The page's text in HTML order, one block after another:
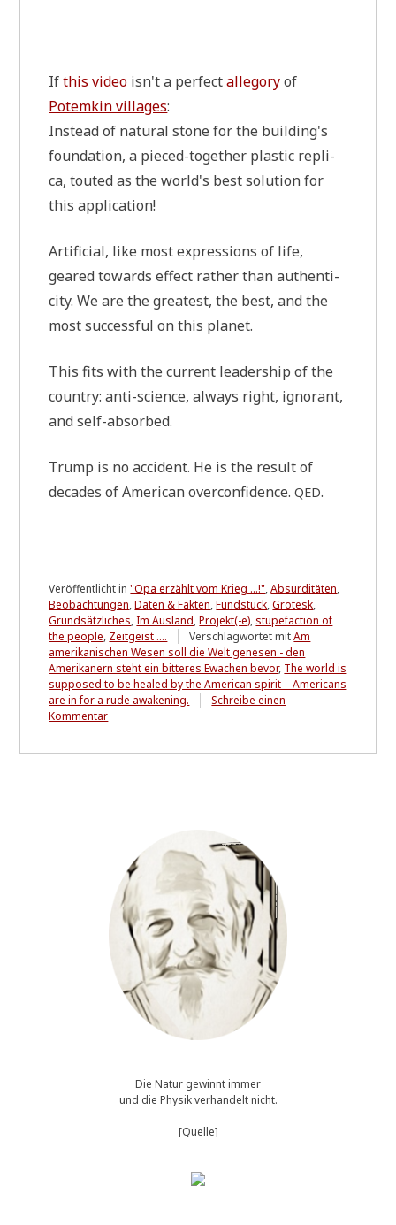
Ifthis video isn't a per­fectalle­go­ryof
Potem­kin vil­la­ges:
Instead of natu­ral stone for the building's
foun­da­ti­on, a pie­ced-tog­e­ther pla­stic repli­
ca, tou­ted as the world's best solu­ti­on for
this application!
Arti­fi­ci­al, like most expres­si­ons of life,
geared towards effect rather than authen­ti­
ci­ty. We are the grea­test, the best, and the
most suc­cessful on this planet.
This fits with the cur­rent lea­der­ship of the
coun­try: anti-sci­ence, always right, igno­rant,
and self-absorbed.
Trump is no acci­dent. He is the result of
deca­des of Ame­ri­can over­con­fi­dence.QED.
Veröffentlicht in"Opa erzählt vom Krieg ...!",Absurditäten,
Beobachtungen,Daten & Fakten,Fundstück,Grotesk,
Grundsätzliches,Im Ausland,Projekt(-e), stupefaction of
the people, Zeitgeist .... Verschlagwortet mitAm
amerikanischen Wesen soll die Welt genesen - den
Amerikanern steht ein bitteres Ewachen bevor, The world is
supposed to be healed by the American spirit—Americans
are in for a rude awakening.
Schreibe einen
Kommentarzu
average
Die Natur gewinnt immer
und die Physik verhandelt nicht.
[Quelle]